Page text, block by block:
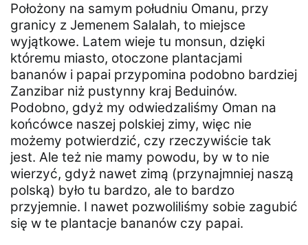
Położony na samym południu Omanu, przy
granicy z Jemenem Salalah, to miejsce
wyjątkowe. Latem wieje tu monsun, dzięki
któremu miasto, otoczone plantacjami
bananów i papai przypomina podobno bardziej
Zanzibar niż pustynny kraj Beduinów.
Podobno, gdyż my odwiedzaliśmy Oman na
końcówce naszej polskiej zimy, więc nie
możemy potwierdzić, czy rzeczywiście tak
jest. Ale też nie mamy powodu, by w to nie
wierzyć, gdyż nawet zimą (przynajmniej naszą
polską) było tu bardzo, ale to bardzo
przyjemnie. I nawet pozwoliliśmy sobie zagubić
się w te plantacje bananów czy papai.